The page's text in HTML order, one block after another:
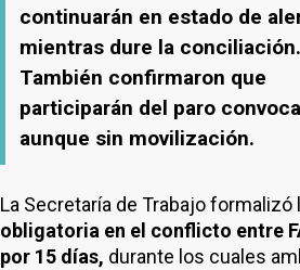
continuarán en estado de
mientras dure la conciliación.
También confirmaron que
participarán del paro
aunque sin movilización.
La Secretaría de Trabajo formalizó
obligatoria en el conflicto entre
por 15 días, durante los cuales